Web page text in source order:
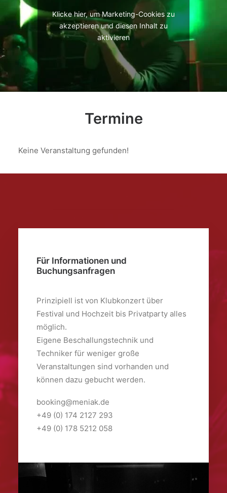
Klicke hier, um Marketing-Cookies zu
akzeptieren und diesen Inhalt zu
aktivieren
Termine
Keine Veranstaltung gefunden!
Für Informationen und
Buchungsanfragen
Prinzipiell ist von Klubkonzert über
Festival und Hochzeit bis Privatparty alles
möglich.
Eigene Beschallungstechnik und
Techniker für weniger große
Veranstaltungen sind vorhanden und
können dazu gebucht werden.
booking@meniak.de
+49 (0) 174 2127 293
+49 (0) 178 5212 058